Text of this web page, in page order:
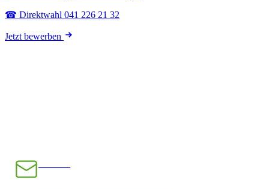
☎ Direktwahl 041 226 21 32
Jetzt bewerben